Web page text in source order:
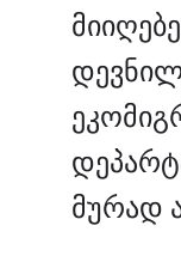
მურად